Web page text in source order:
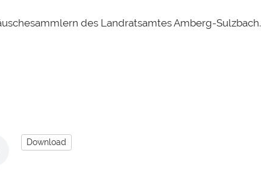
des Landratsamtes Amberg-Sulzbach.
Download